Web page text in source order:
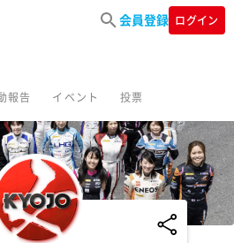
会員登録 ログイン
報告 イベント 投票